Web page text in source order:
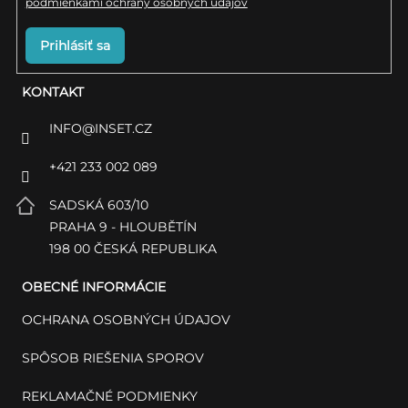
KONTAKT
INFO@INSET.CZ
+421 233 002 089
SADSKÁ 603/10
PRAHA 9 - HLOUBĚTÍN
198 00 ČESKÁ REPUBLIKA
OBECNÉ INFORMÁCIE
OCHRANA OSOBNÝCH ÚDAJOV
SPÔSOB RIEŠENIA SPOROV
REKLAMAČNÉ PODMIENKY
Prihlásiť sa